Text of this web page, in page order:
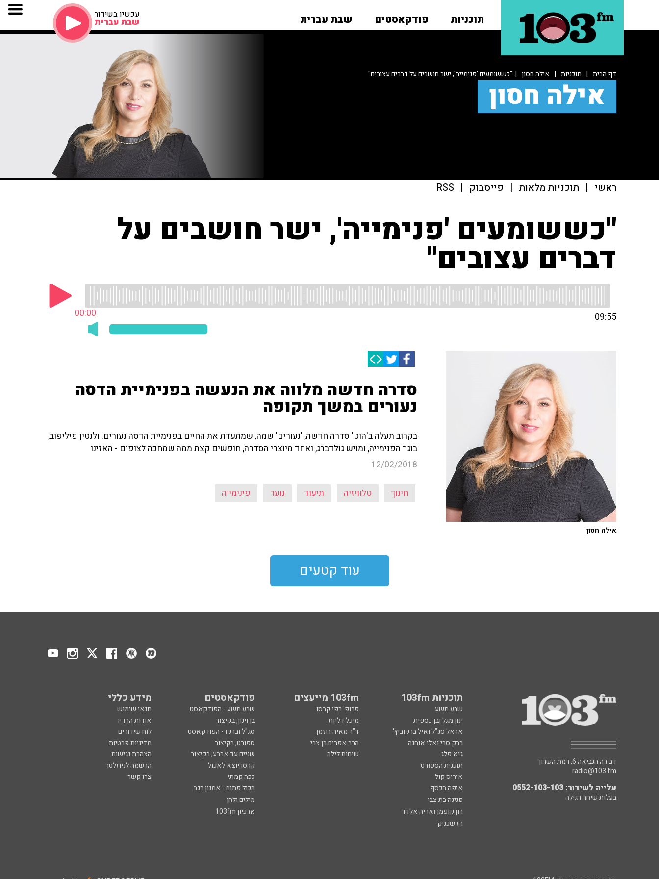
תוכניות פודקאסטים שבת עברית עכשיו בשידור
שבת עברית
דף הבית | תוכניות | אילה חסון | "כששומעים 'פנימייה', ישר חושבים על דברים עצובים"
אילה חסון
ראשי | תוכניות מלאות | פייסבוק |
RSS
"כששומעים 'פנימייה', ישר חושבים על
דברים עצובים"
00:00 09:55
סדרה חדשה מלווה את הנעשה בפנימיית הדסה
נעורים במשך תקופה
בקרוב תעלה ב'הוט' סדרה חדשה, 'נעורים' שמה, שמתעדת את החיים בפנימיית הדסה נעורים. ולנטין פיליפוב,
בוגר הפנימייה, ומויש גולדברג, ואחד מיוצרי הסדרה, חופשים קצת ממה שמחכה לצופים - האזינו
12/02/2018
חינוך טלוויזיה תיעוד נוער פינימייה
אילה חסון
עוד קטעים
תוכניות 103fm 103fm מייעצים פודקאסטים מידע כללי
שבע תשע פרופ' רפי קרסו שבע תשע - הפודקאסט
תנאי שימוש
ינון מגל ובן כספית
מיכל דליות בן וינון, בקיצור
אודות הרדיו
אראל סג"ל ואיל ברקוביץ'
ד"ר מאיה רוזמן סג"ל וברקו - הפודקאסט
לוח שידורים
ברק סרי ואלי אוחנה
הרב אפרים בן צבי ספורט, בקיצור
מדיניות פרטיות
גיא פלג
שיחות לילה שניים עד ארבע, בקיצור
הצהרת נגישות
תוכנית הספורט
קרסו יוצא לאכול
הרשמה לניוזלטר
איריס קול
ככה קמתי
צרו קשר
איפה הכסף
הכול פתוח - אמנון רגב
פנינה בת צבי
מילים ולחן
רון קופמן ואריה אלדד
ארכיון 103fm
רז שכניק
דבורה הנביאה 6, רמת השרון
radio@103.fm
עלייה לשידור: 0552-103-103
בעלות שיחה רגילה